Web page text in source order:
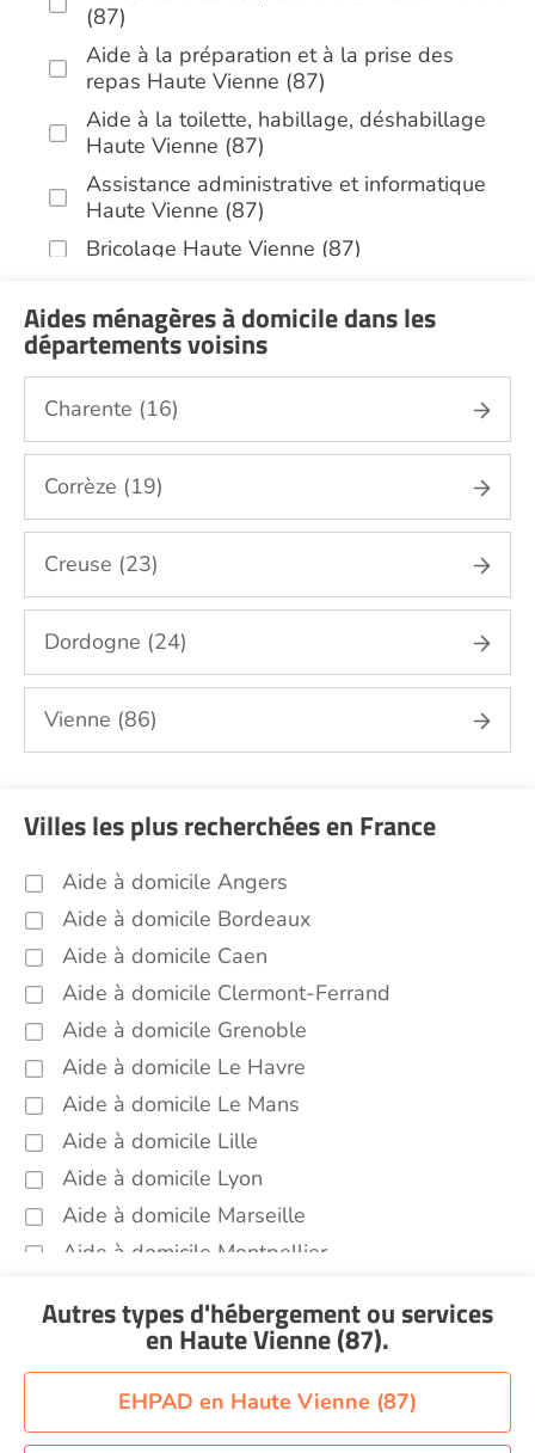
(87)
Aide à la préparation et à la prise des
repas Haute Vienne (87)
Aide à la toilette, habillage, déshabillage
Haute Vienne (87)
Assistance administrative et informatique
Haute Vienne (87)
Bricolage Haute Vienne (87)
Jardinage Haute Vienne (87)
Aide aux courses Haute Vienne (87)
Entretien du cadre de vie, ménage,
repassage, gestion du linge Haute Vienne
(87)
Sorties (promenades, rendez-vous
médicaux...) Haute Vienne (87)
Promenade animaux de compagnie Haute
Vienne (87)
Autres aides à domicile Haute Vienne (87)
Voir toutes les aides à domicile en Haute Vienne
(87)
Aides ménagères à domicile dans les
départements voisins
Charente (16)
Corrèze (19)
Creuse (23)
Dordogne (24)
Vienne (86)
Villes les plus recherchées en France
Aide à domicile Angers
Aide à domicile Bordeaux
Aide à domicile Caen
Aide à domicile Clermont-Ferrand
Aide à domicile Grenoble
Aide à domicile Le Havre
Aide à domicile Le Mans
Aide à domicile Lille
Aide à domicile Lyon
Aide à domicile Marseille
Aide à domicile Montpellier
Aide à domicile Nice
Aide à domicile Orléans
Aide à domicile Paris
Autres types d'hébergement ou services
en Haute Vienne (87).
EHPAD en Haute Vienne (87)